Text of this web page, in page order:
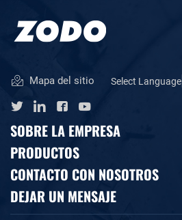
Mapa del sitio Select Language
SOBRE LA EMPRESA
PRODUCTOS
CONTACTO CON NOSOTROS
DEJAR UN MENSAJE